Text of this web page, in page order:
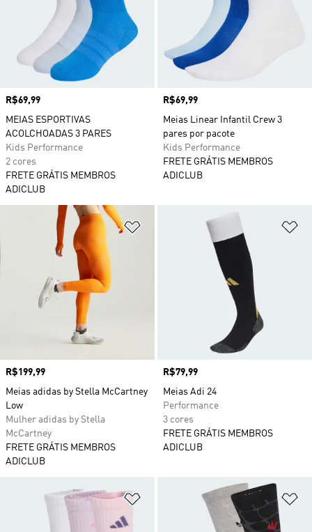
Preço
R$69,99
MEIAS ESPORTIVAS
ACOLCHOADAS 3 PARES
Kids Performance
2 cores
FRETE GRÁTIS MEMBROS
ADICLUB
Preço
R$69,99
Meias Linear Infantil Crew 3
pares por pacote
Kids Performance
FRETE GRÁTIS MEMBROS
ADICLUB
Adicionar à Lista de Desejos
Preço
R$199,99
Meias adidas by Stella McCartney
Low
Mulher adidas by Stella
McCartney
FRETE GRÁTIS MEMBROS
ADICLUB
Preço
R$79,99
Meias Adi 24
Performance
3 cores
FRETE GRÁTIS MEMBROS
ADICLUB
Adicionar à Lista de Desejos